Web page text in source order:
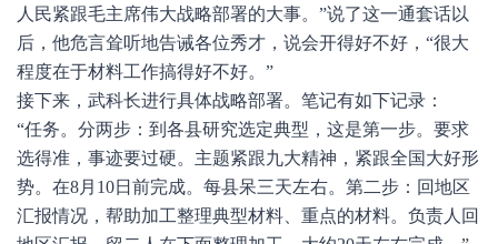
人民紧跟毛主席伟大战略部署的大事。”说了这一通套话以
后，他危言耸听地告诫各位秀才，说会开得好不好，“很大
程度在于材料工作搞得好不好。”
接下来，武科长进行具体战略部署。笔记有如下记录：
“任务。分两步：到各县研究选定典型，这是第一步。要求
选得准，事迹要过硬。主题紧跟九大精神，紧跟全国大好形
势。在8月10日前完成。每县呆三天左右。第二步：回地区
汇报情况，帮助加工整理典型材料、重点的材料。负责人回